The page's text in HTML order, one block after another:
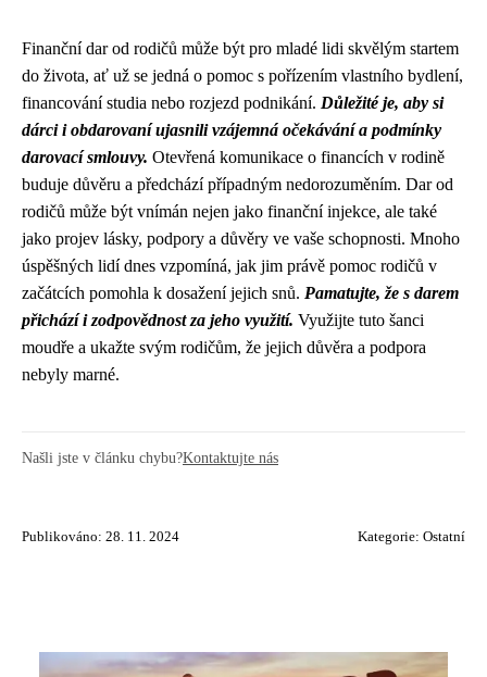
Finanční dar od rodičů může být pro mladé lidi skvělým startem
do života, ať už se jedná o pomoc s pořízením vlastního bydlení,
financování studia nebo rozjezd podnikání. Důležité je, aby si
dárci i obdarovaní ujasnili vzájemná očekávání a podmínky
darovací smlouvy. Otevřená komunikace o financích v rodině
buduje důvěru a předchází případným nedorozuměním. Dar od
rodičů může být vnímán nejen jako finanční injekce, ale také
jako projev lásky, podpory a důvěry ve vaše schopnosti. Mnoho
úspěšných lidí dnes vzpomíná, jak jim právě pomoc rodičů v
začátcích pomohla k dosažení jejich snů. Pamatujte, že s darem
přichází i zodpovědnost za jeho využití. Využijte tuto šanci
moudře a ukažte svým rodičům, že jejich důvěra a podpora
nebyly marné.
Našli jste v článku chybu?Kontaktujte nás
Publikováno: 28. 11. 2024 Kategorie: Ostatní